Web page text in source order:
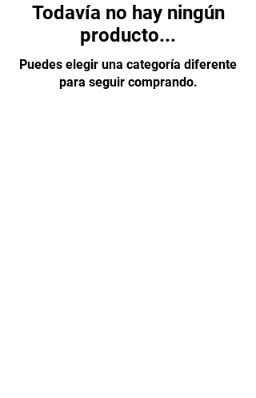
Todavía no hay ningún
producto...
Puedes elegir una categoría diferente
para seguir comprando.